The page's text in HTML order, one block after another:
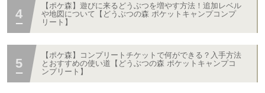
【ポケ森】遊びに来るどうぶつを増やす方法！追加レベル
や地図について【どうぶつの森 ポケットキャンプコンプ
リート】
【ポケ森】コンプリートチケットで何ができる？入手方法
とおすすめの使い道【どうぶつの森 ポケットキャンプコ
ンプリート】